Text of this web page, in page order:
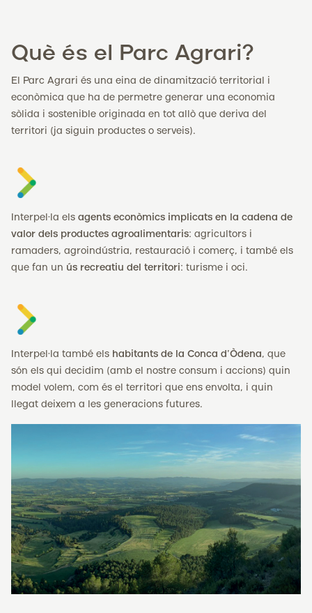
Què és el Parc Agrari?
El Parc Agrari és una eina de dinamització territorial i
econòmica que ha de permetre generar una economia
sòlida i sostenible originada en tot allò que deriva del
territori (ja siguin productes o serveis).
Interpel·la els agents econòmics implicats en la cadena de
valor dels productes agroalimentaris: agricultors i
ramaders, agroindústria, restauració i comerç, i també els
que fan un ús recreatiu del territori: turisme i oci.
Interpel·la també els habitants de la Conca d’Òdena, que
són els qui decidim (amb el nostre consum i accions) quin
model volem, com és el territori que ens envolta, i quin
llegat deixem a les generacions futures.